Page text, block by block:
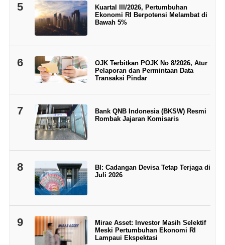
5
Kuartal III/2026, Pertumbuhan
Ekonomi RI Berpotensi Melambat di
Bawah 5%
6
OJK Terbitkan POJK No 8/2026, Atur
Pelaporan dan Permintaan Data
Transaksi Pindar
7
Bank QNB Indonesia (BKSW) Resmi
Rombak Jajaran Komisaris
8
BI: Cadangan Devisa Tetap Terjaga di
Juli 2026
9
Mirae Asset: Investor Masih Selektif
Meski Pertumbuhan Ekonomi RI
Lampaui Ekspektasi